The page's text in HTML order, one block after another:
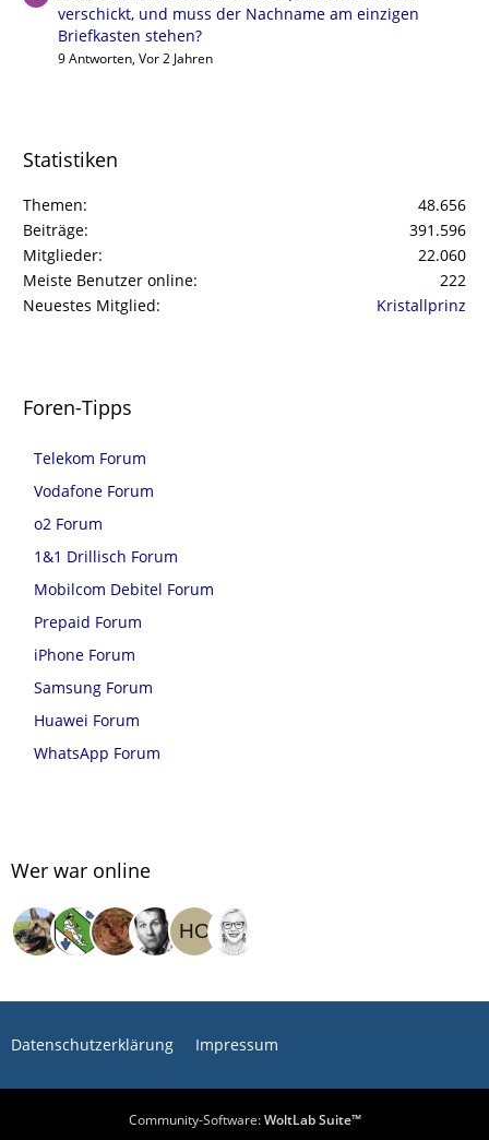
verschickt, und muss der Nachname am einzigen
Briefkasten stehen?
9 Antworten, Vor 2 Jahren
Statistiken
Themen
48.656
Beiträge
391.596
Mitglieder
22.060
Meiste Benutzer online
222
Neuestes Mitglied
Kristallprinz
Foren-Tipps
Telekom Forum
Vodafone Forum
o2 Forum
1&1 Drillisch Forum
Mobilcom Debitel Forum
Prepaid Forum
iPhone Forum
Samsung Forum
Huawei Forum
WhatsApp Forum
Wer war online
Datenschutzerklärung Impressum
Community-Software:WoltLab Suite™